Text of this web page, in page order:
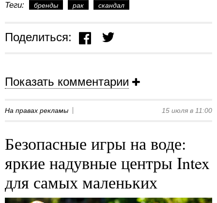
Теги: бренды рак скандал
Поделиться:
Показать комментарии
На правах рекламы 15 июля в 11:00
Безопасные игры на воде:
яркие надувные центры Intex
для самых маленьких